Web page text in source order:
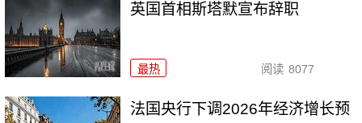
英国首相斯塔默宣布辞职
最热 阅读 8077
法国央行下调2026年经济增长预